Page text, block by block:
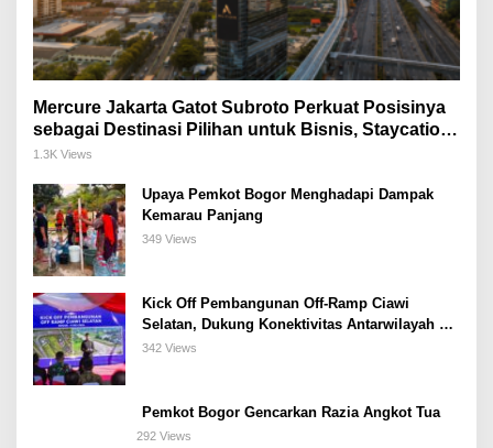
Mercure Jakarta Gatot Subroto Perkuat Posisinya
sebagai Destinasi Pilihan untuk Bisnis, Staycation,
Meeting, dan Kuliner di Jakarta Selatan
1.3K Views
Upaya Pemkot Bogor Menghadapi Dampak
Kemarau Panjang
349 Views
Kick Off Pembangunan Off-Ramp Ciawi
Selatan, Dukung Konektivitas Antarwilayah di
Bogor Selatan
342 Views
Pemkot Bogor Gencarkan Razia Angkot Tua
292 Views